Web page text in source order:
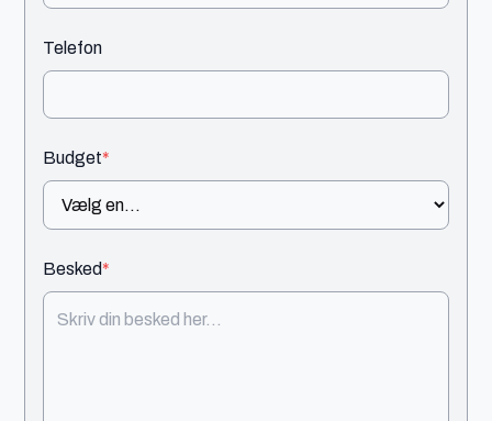
Telefon
Budget*
Besked*